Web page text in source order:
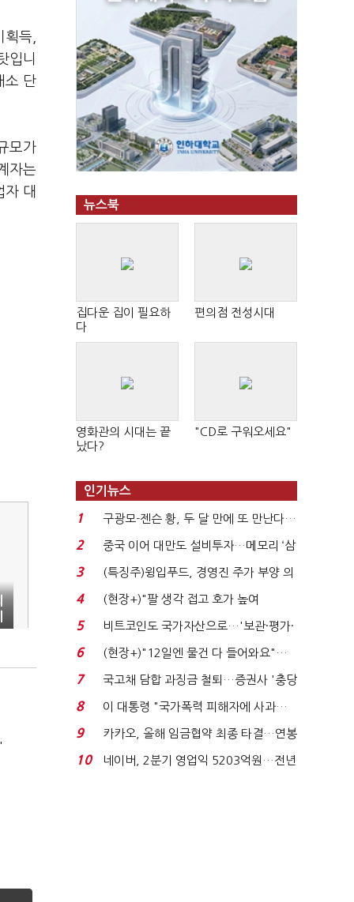
득,
입니
소 단
모가
자는
자 대
뉴스북
집다운 집이 필요하
다
편의점 전성시대
영화관의 시대는 끝
났다?
"CD로 구워오세요"
인기뉴스
1
구광모-젠슨 황, 두 달 만에 또 만난다…
로봇·AI 등 논...
2
중국 이어 대만도 설비투자…메모리 ‘삼
국전쟁’
3
(특징주)윙입푸드, 경영진 주가 부양 의
지에 상한가...
4
(현장+)"팔 생각 접고 호가 높여
요"…'덜 똘똘한 한 채' 20...
5
비트코인도 국가자산으로…'보관·평가·
처분' 기준은 ...
6
(현장+)"12일엔 물건 다 들어와요"…
빈 매대 채우며 문 연 ...
7
국고채 담합 과징금 철퇴…증권사 '충당
금 폭탄' 우려...
8
이 대통령 "국가폭력 피해자에 사과…
적극적 조사로 진...
9
카카오, 올해 임금협약 최종 타결…연봉
6.3% 인상·격려...
10
네이버, 2분기 영업익 5203억원…전년